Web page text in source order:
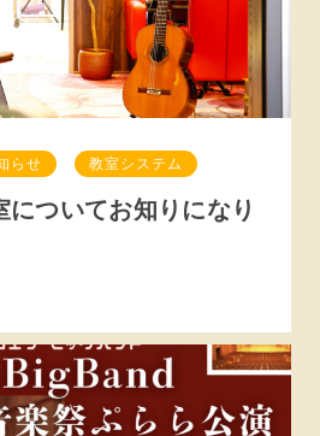
らせ 教室システム
についてお知りになり